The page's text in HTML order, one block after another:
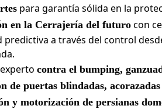
para garantía sólida en la
en la Cerrajería del futuro con
predictiva a través del control
contra el bumping,
de puertas blindadas,
y motorización de persianas